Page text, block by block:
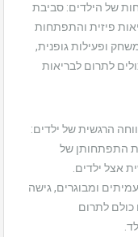
של הילדים: סביבת
פיזית והתפתחות
ופעילות גופנית,
לתרום לבריאות
הרגשית של ילדים:
התפתחותן של
אצל ילדים.
ומבוגרים, גישה
כולם לתרום